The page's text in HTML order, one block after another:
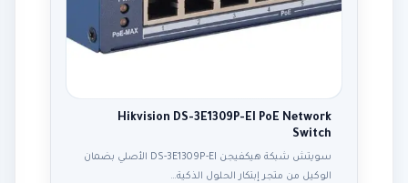
Hikvision DS-3E1309P-EI PoE Network
Switch
سويتش شبكة هيكفيجن DS-3E1309P-EI الأصلي بضمان
الوكيل من متجر إبتكار الحلول الذكية…